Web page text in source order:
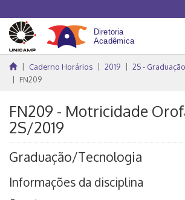
Caderno Horários 2019 2S -
FN209
FN209 - Motricidade
2S/2019
Graduação/Tecnologia
Informações da disciplina